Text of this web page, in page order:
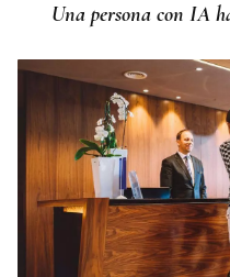
Una persona con IA